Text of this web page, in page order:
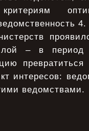
– в период
интересов:
ведомствами.